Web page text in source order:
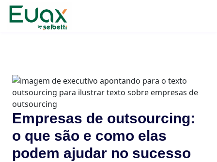
Empresas de outsourcing:
o que são e como elas
podem ajudar no sucesso